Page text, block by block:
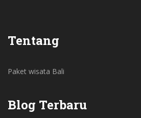
Tentang
Paket wisata Bali
Blog Terbaru